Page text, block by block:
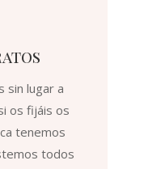
sin lugar a
os fijáis os
tenemos
todos